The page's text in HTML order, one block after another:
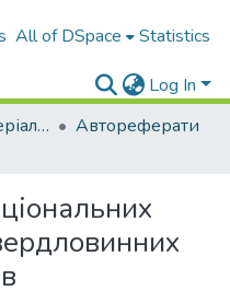
All of DSpace Statistics
Log In
Архів наукових матеріалів
Автореферати